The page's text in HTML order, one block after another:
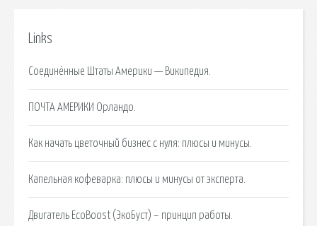
Links
Соединённые Штаты Америки — Википедия.
ПОЧТА АМЕРИКИ Орландо.
Как начать цветочный бизнес с нуля: плюсы и минусы.
Капельная кофеварка: плюсы и минусы от эксперта.
Двигатель EcoBoost (ЭкоБуст) – принцип работы.